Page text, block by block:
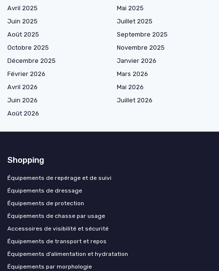
Avril 2025
Mai 2025
Juin 2025
Juillet 2025
Août 2025
Septembre 2025
Octobre 2025
Novembre 2025
Décembre 2025
Janvier 2026
Février 2026
Mars 2026
Avril 2026
Mai 2026
Juin 2026
Juillet 2026
Août 2026
Shopping
Équipements de repérage et de suivi
Équipements de dressage
Équipements de protection
Équipements de chasse par usage
Accessoires de visibilité et sécurité
Équipements de transport et repos
Équipements d’alimentation et hydratation
Équipements par morphologie